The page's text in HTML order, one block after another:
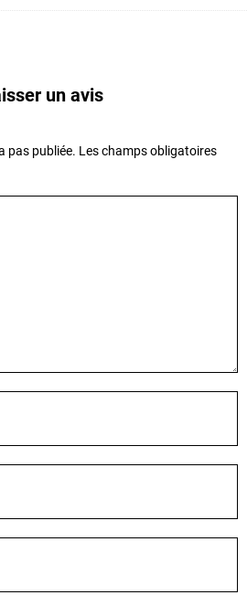
un avis
pas publiée. Les champs obligatoires